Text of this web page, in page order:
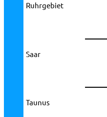
Ruhrgebiet
Saar
Taunus